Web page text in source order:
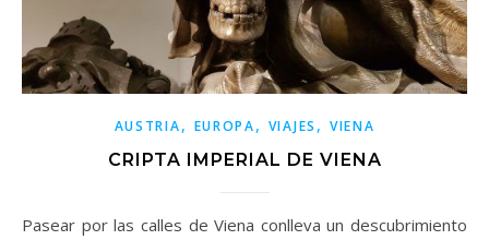
AUSTRIA, EUROPA, VIAJES , VIENA
CRIPTA IMPERIAL DE VIENA
Pasear por las calles de Viena conlleva un descubrimiento